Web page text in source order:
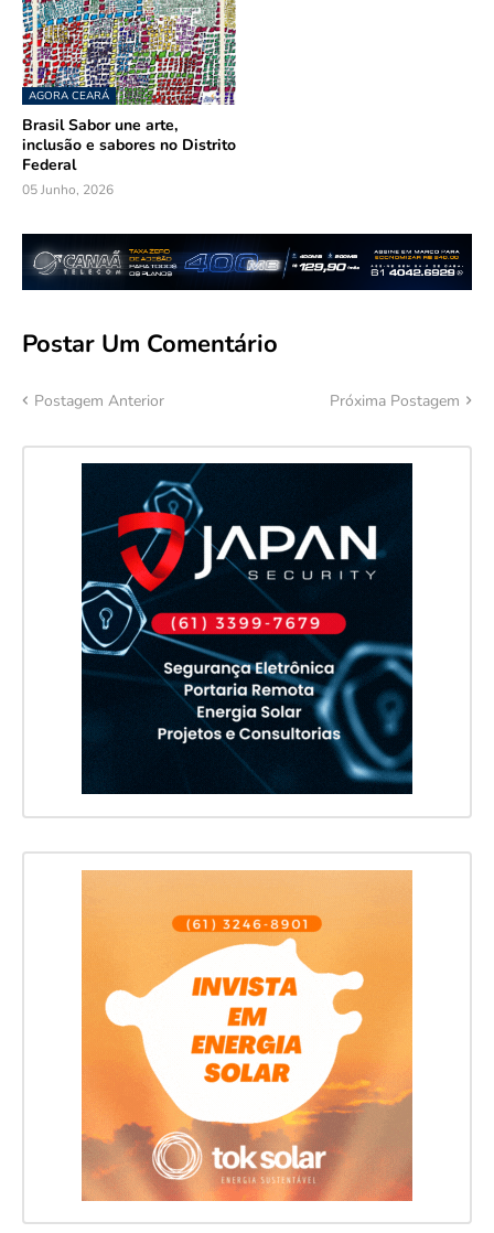
AGORA CEARÁ
Brasil Sabor une arte,
inclusão e sabores no Distrito
Federal
05 Junho, 2026
Postar Um Comentário
Postagem Anterior Próxima Postagem